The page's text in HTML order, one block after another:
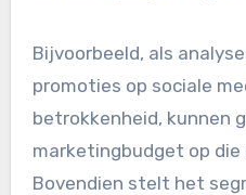
Bijvoorbeeld, als
promoties op sociale
betrokkenheid, kunnen
marketingbudget op
Bovendien stelt het